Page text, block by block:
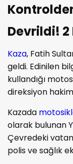
Devrildi! 2
Kaza, Fatih
geldi. Edinilen
kullandığı
direksiyon
Kazada
olarak bulunan
Çevredeki
polis ve sağlık